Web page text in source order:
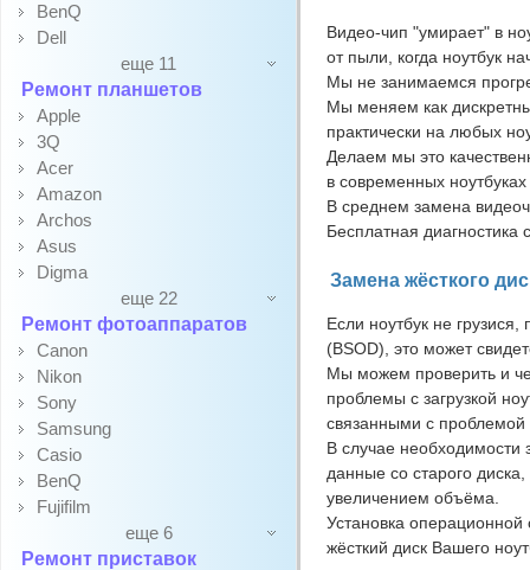
BenQ
Dell
еще 11
Ремонт планшетов
Apple
3Q
Acer
Amazon
Archos
Asus
Digma
еще 22
Ремонт фотоаппаратов
Canon
Nikon
Sony
Samsung
Casio
BenQ
Fujifilm
еще 6
Ремонт приставок
Видео-чип "умирает" в
от пыли, когда ноутбук
Мы не занимаемся
Мы меняем как
практически на любых
Делаем мы это
в современных
В среднем замена
Бесплатная
Замена жёсткого
Если ноутбук не
(BSOD), это может
Мы можем проверить и
проблемы с загрузкой
связанными с проблемой
В случае необходимости
данные со старого
увеличением объёма.
Установка
жёсткий диск Вашего